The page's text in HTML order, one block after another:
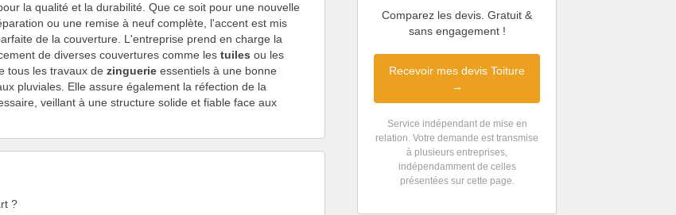
Comparez les devis. Gratuit &
sans engagement !
Recevoir mes devis Toiture
→
Service indépendant de mise en
relation. Votre demande est transmise
à plusieurs entreprises,
indépendamment de celles
présentées sur cette page.
la qualité et la durabilité. Que ce soit pour une nouvelle
ou une remise à neuf complète, l'accent est mis
de la couverture. L'entreprise prend en charge la
de diverses couvertures comme lestuiles ou les
tous les travaux dezinguerie essentiels à une bonne
pluviales. Elle assure également la réfection de la
veillant à une structure solide et fiable face aux
?